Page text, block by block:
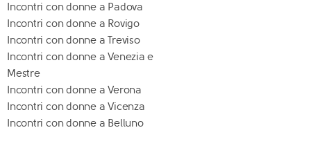
Incontri con donne a Padova
Incontri con donne a Rovigo
Incontri con donne a Treviso
Incontri con donne a Venezia e
Mestre
Incontri con donne a Verona
Incontri con donne a Vicenza
Incontri con donne a Belluno